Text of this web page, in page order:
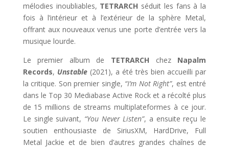
mélodies inoubliables, TETRARCH séduit les fans à la
fois à l’intérieur et à l’extérieur de la sphère Metal,
offrant aux nouveaux venus une porte d’entrée vers la
musique lourde.
Le premier album de
TETRARCH chez
Napalm
Records, Unstable (2021), a été très bien accueilli par
la critique. Son premier single, “I’m Not Right”, est entré
dans le Top 30 Mediabase Active Rock et a récolté plus
de 15 millions de streams multiplateformes à ce jour.
Le single suivant, “You Never Listen”, a ensuite reçu le
soutien enthousiaste de SiriusXM, HardDrive, Full
Metal Jackie et de bien d’autres grandes chaînes de